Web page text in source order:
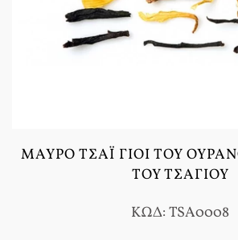
ΜΑΎΡΟ ΤΣΆΙ ΓΙΟΙ ΤΟΥ
ΤΟΥ ΤΣΑΓΙΟΎ
ΚΩΔ: TSA0008